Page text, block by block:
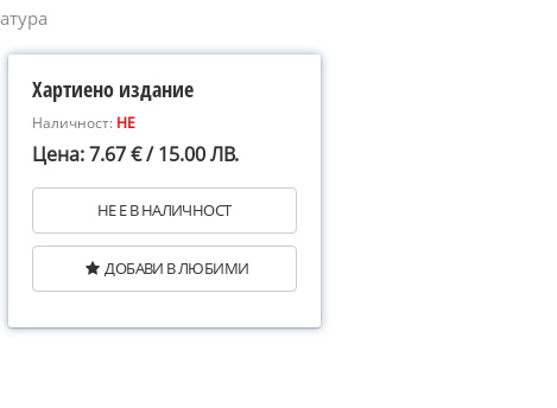
Хартиено издание
Наличност: НЕ
Цена: 7.67 € / 15.00 ЛВ.
НЕ Е В НАЛИЧНОСТ
ДОБАВИ В ЛЮБИМИ